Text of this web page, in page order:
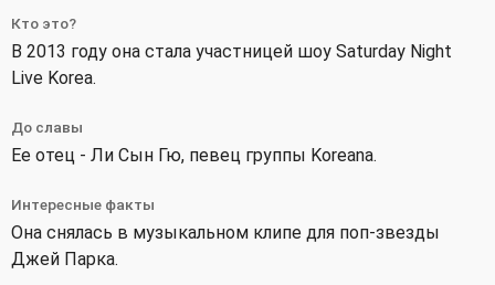
Кто это?
В 2013 году она стала участницей шоу Saturday Night
Live Korea.
До славы
Ее отец - Ли Сын Гю, певец группы Koreana.
Интересные факты
Она снялась в музыкальном клипе для поп-звезды
Джей Парка.